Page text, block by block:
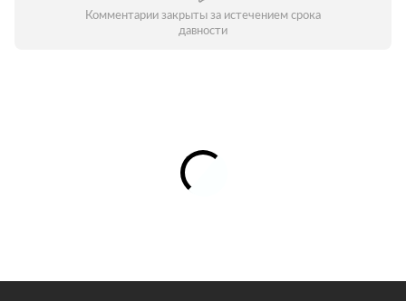
Комментарии закрыты за истечением срока
давности